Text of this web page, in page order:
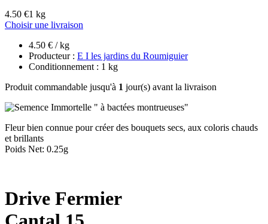
4.50 €1 kg
Choisir une livraison
4.50 € / kg
Producteur : E I les jardins du Roumiguier
Conditionnement : 1 kg
Produit commandable jusqu'à 1 jour(s) avant la livraison
Fleur bien connue pour créer des bouquets secs, aux coloris chauds
et brillants
Poids Net: 0.25g
Drive Fermier